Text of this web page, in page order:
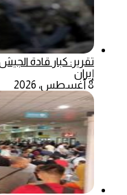
تقرير: كبار قادة
إيران
8 أغسطس، 2026